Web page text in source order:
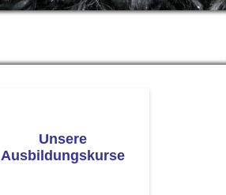
Unsere
Ausbildungskurse